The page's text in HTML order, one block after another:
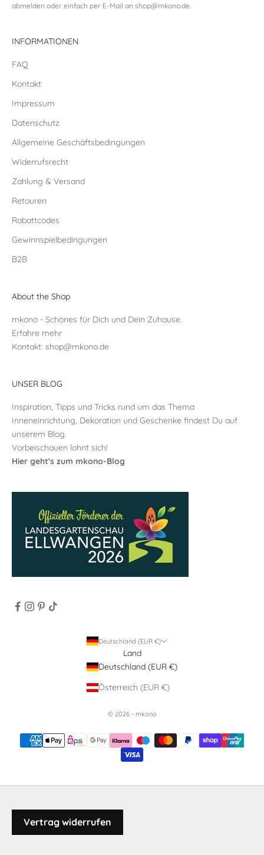
abmelden oder einfach per E-Mail an shop@mkono.de
INFORMATIONEN
FAQ
Kontakt
Impressum
Datenschutz
Allgemeine Geschäftsbedingungen
Widerrufsrecht
Zahlung & Versand
Retouren
Rabattcodes
Gewinnspielbedingungen
B2B
About the Shop
mkono - Schönes für Dich und Dein Zuhause.
Erfahre mehr
Kontakt: shop@mkono.de
UNSER BLOG
Inspiration, Tipps und Tricks rund um das Thema
Inneneinrichtung, Dekoration und Geschenke findest Du auf
unserem Blog.
Vorbeischauen lohnt sich!
Hier geht's zum mkono-Blog
Deutschland (EUR €)
Land
Deutschland (EUR €)
Österreich (EUR €)
© 2026 - mkono
Vertrag widerrufen